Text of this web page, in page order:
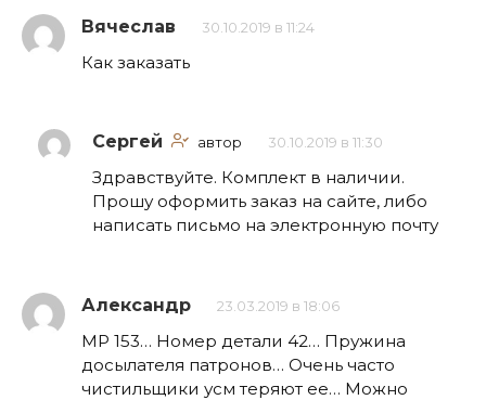
Вячеслав 30.10.2019 в 11:24
Как заказать
Сергей автор 30.10.2019 в 11:30
Здравствуйте. Комплект в наличии.
Прошу оформить заказ на сайте, либо
написать письмо на электронную почту
Александр 23.03.2019 в 18:06
МР 153… Номер детали 42… Пружина
досылателя патронов… Очень часто
чистильщики усм теряют ее… Можно